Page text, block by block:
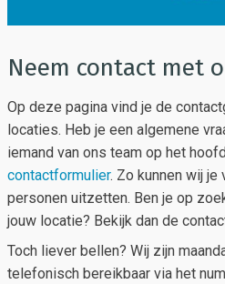
Neem contact met
Op deze pagina vind je de
locaties. Heb je een algemene
iemand van ons team op het
contactformulier. Zo kunnen wij
personen uitzetten. Ben je op
jouw locatie? Bekijk dan de
Toch liever bellen? Wij zijn
telefonisch bereikbaar via het